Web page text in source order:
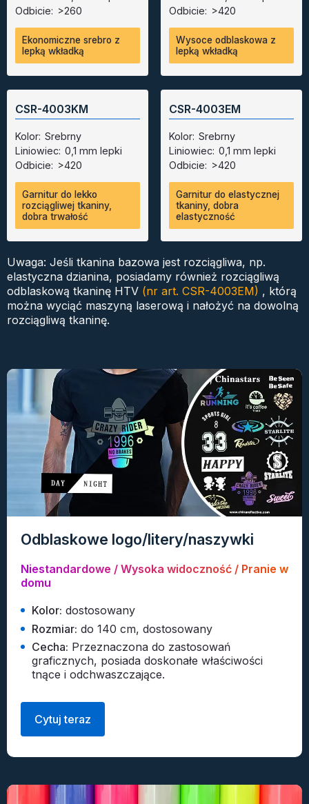
Odbicie: >260
Ekonomiczne srebro z
lepką wkładką
Odbicie: >420
Wysoce odblaskowa z
lepką wkładką
CSR-4003KM
Kolor: Srebrny
Liniowiec: 0,1 mm lepki
Odbicie: >420
Garnitur do lekko
rozciągliwej tkaniny,
dobra trwałość
CSR-4003EM
Kolor: Srebrny
Liniowiec: 0,1 mm lepki
Odbicie: >420
Garnitur do elastycznej
tkaniny, dobra
elastyczność
Uwaga: Jeśli tkanina bazowa jest rozciągliwa, np.
elastyczna dzianina, posiadamy również rozciągliwą
odblaskową tkaninę HTV (nr art. CSR-4003EM) , którą
można wyciąć maszyną laserową i nałożyć na dowolną
rozciągliwą tkaninę.
Odblaskowe logo/litery/naszywki
Niestandardowe / Wysoka widoczność / Pranie w
domu
Kolor: dostosowany
Rozmiar: do 140 cm, dostosowany
Cecha: Przeznaczona do zastosowań
graficznych, posiada doskonałe właściwości
tnące i odchwaszczające.
Cytuj teraz